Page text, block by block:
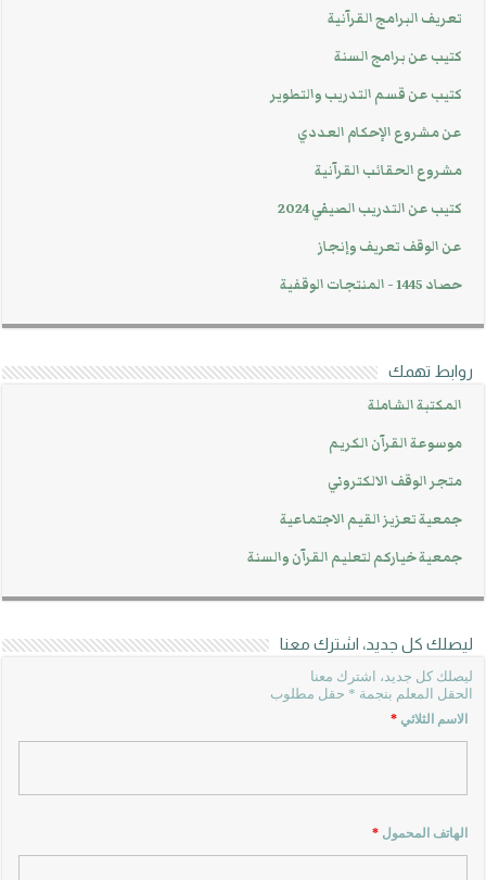
تعريف البرامج القرآنية
كتيب عن برامج السنة
كتيب عن قسم التدريب والتطوير
عن مشروع الإحكام العددي
مشروع الحقائب القرآنية
كتيب عن التدريب الصيفي 2024
عن الوقف تعريف وإنجاز
حصاد 1445 - المنتجات الوقفية
روابط تهمك
المكتبة الشاملة
موسوعة القرآن الكريم
متجر الوقف الالكتروني
جمعية تعزيز القيم الاجتماعية
جمعية خياركم لتعليم القرآن والسنة
ليصلك كل جديد، اشترك معنا
ليصلك كل جديد، اشترك معنا
الحقل المعلم بنجمة * حقل مطلوب
الاسم الثلاثي*
الهاتف المحمول*